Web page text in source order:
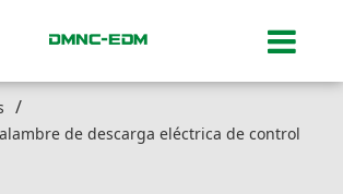
de descarga eléctrica de control